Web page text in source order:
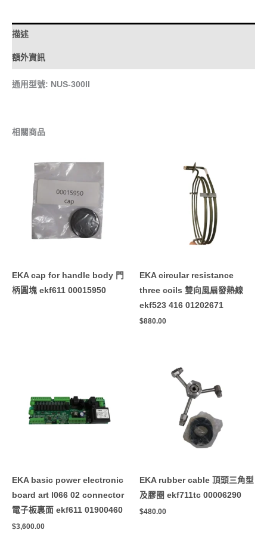
描述
額外資訊
通用型號: NUS-300II
相關商品
EKA cap for handle body 門
柄圓塊 ekf611 00015950
EKA circular resistance
three coils 雙向風扇發熱線
ekf523 416 01202671
$880.00
EKA basic power electronic
board art l066 02 connector
電子板裏面 ekf611 01900460
$3,600.00
EKA rubber cable 頂頭三角型
及膠圈 ekf711tc 00006290
$480.00